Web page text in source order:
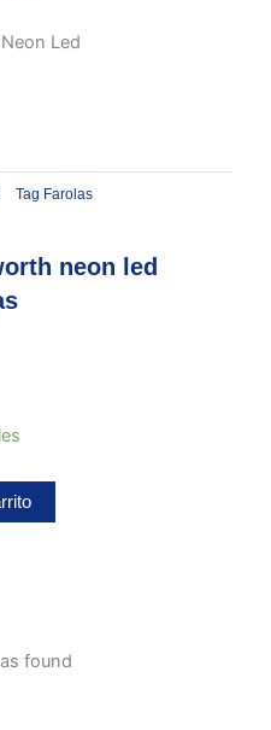
Led
Tag Farolas
neon led
found